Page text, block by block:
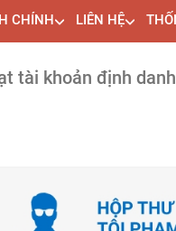
CHÍNH LIÊN HỆ
tài khoản định